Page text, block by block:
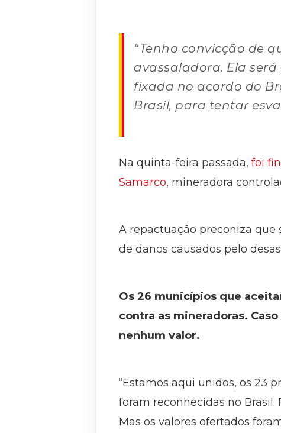
“Tenho convicção de
avassaladora. Ela
fixada no acordo do
Brasil, para tentar
Na quinta-feira passada, foi
Samarco, mineradora
A repactuação preconiza que
de danos causados pelo
Os 26 municípios que
contra as mineradoras.
nenhum valor.
“Estamos aqui unidos, os 23
foram reconhecidas no
Mas os valores ofertados